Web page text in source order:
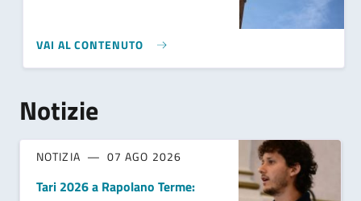
VAI AL CONTENUTO
Notizie
NOTIZIA 07 AGO 2026
Tari 2026 a Rapolano Terme: